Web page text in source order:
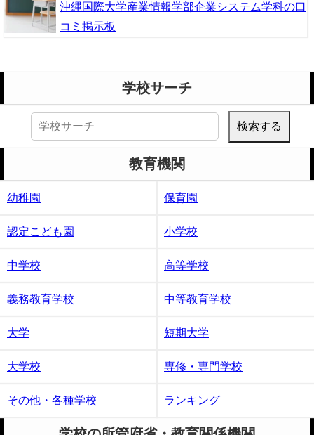
沖縄国際大学産業情報学部企業システム学科の口
コミ掲示板
学校サーチ
検
教育機関
幼稚園 保育園
認定こども園 小学校
中学校 高等学校
義務教育学校 中等教育学校
大学 短期大学
大学校 専修・専門学校
その他・各種学校 ランキング